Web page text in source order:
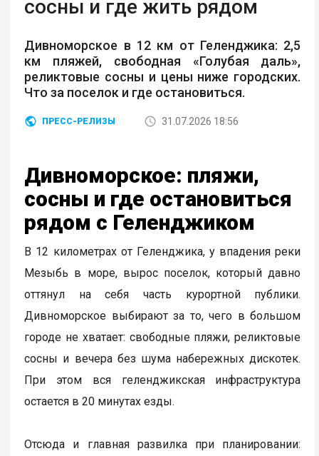
сосны и где жить рядом
Дивноморское в 12 км от Геленджика: 2,5
км пляжей, свободная «Голубая даль»,
реликтовые сосны и цены ниже городских.
Что за поселок и где остановиться.
ПРЕСС-РЕЛИЗЫ 31.07.2026 18:56
Дивноморское: пляжи,
сосны и где остановиться
рядом с Геленджиком
В 12 километрах от Геленджика, у впадения реки
Мезыбь в море, вырос поселок, который давно
оттянул на себя часть курортной публики.
Дивноморское выбирают за то, чего в большом
городе не хватает: свободные пляжи, реликтовые
сосны и вечера без шума набережных дискотек.
При этом вся геленджикская инфраструктура
остается в 20 минутах езды.
Отсюда и главная развилка при планировании: